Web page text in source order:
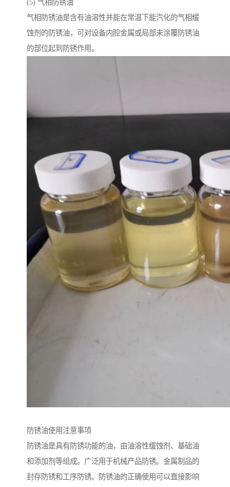
(5) 气相防锈油
气相防锈油是含有油溶性并能在常温下能汽化的气相缓
蚀剂的防锈油，可对设备内腔金属或局部未涂覆防锈油
的部位起到防锈作用。
防锈油使用注意事项
防锈油是具有防锈功能的油，由油溶性缓蚀剂、基础油
和添加剂等组成。广泛用于机械产品防锈。金属制品的
封存防锈和工序防锈。防锈油的正确使用可以直接影响